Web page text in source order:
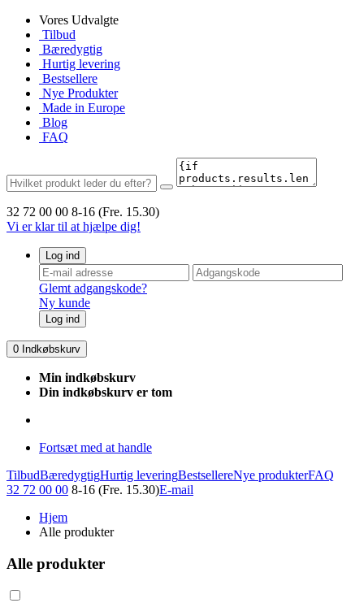
Vores Udvalgte
Tilbud
Bæredygtig
Hurtig levering
Bestsellere
Nye Produkter
Made in Europe
Blog
FAQ
32 72 00 00 8-16 (Fre. 15.30)
Vi er klar til at hjælpe dig!
Log ind
Glemt adgangskode?
Ny kunde
Log ind
0 Indkøbskurv
Min indkøbskurv
Din indkøbskurv er tom
Fortsæt med at handle
TilbudBæredygtigHurtig leveringBestsellereNye produkterFAQ
32 72 00 00 8-16 (Fre. 15.30)E-mail
Hjem
Alle produkter
Alle produkter